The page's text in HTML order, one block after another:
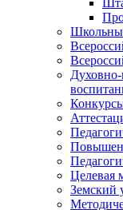
Духовно-
Целевая
Земский